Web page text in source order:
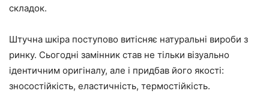
складок.
Штучна шкіра поступово витісняє натуральні вироби з
ринку. Сьогодні замінник став не тільки візуально
ідентичним оригіналу, але і придбав його якості:
зносостійкість, еластичність, термостійкість.